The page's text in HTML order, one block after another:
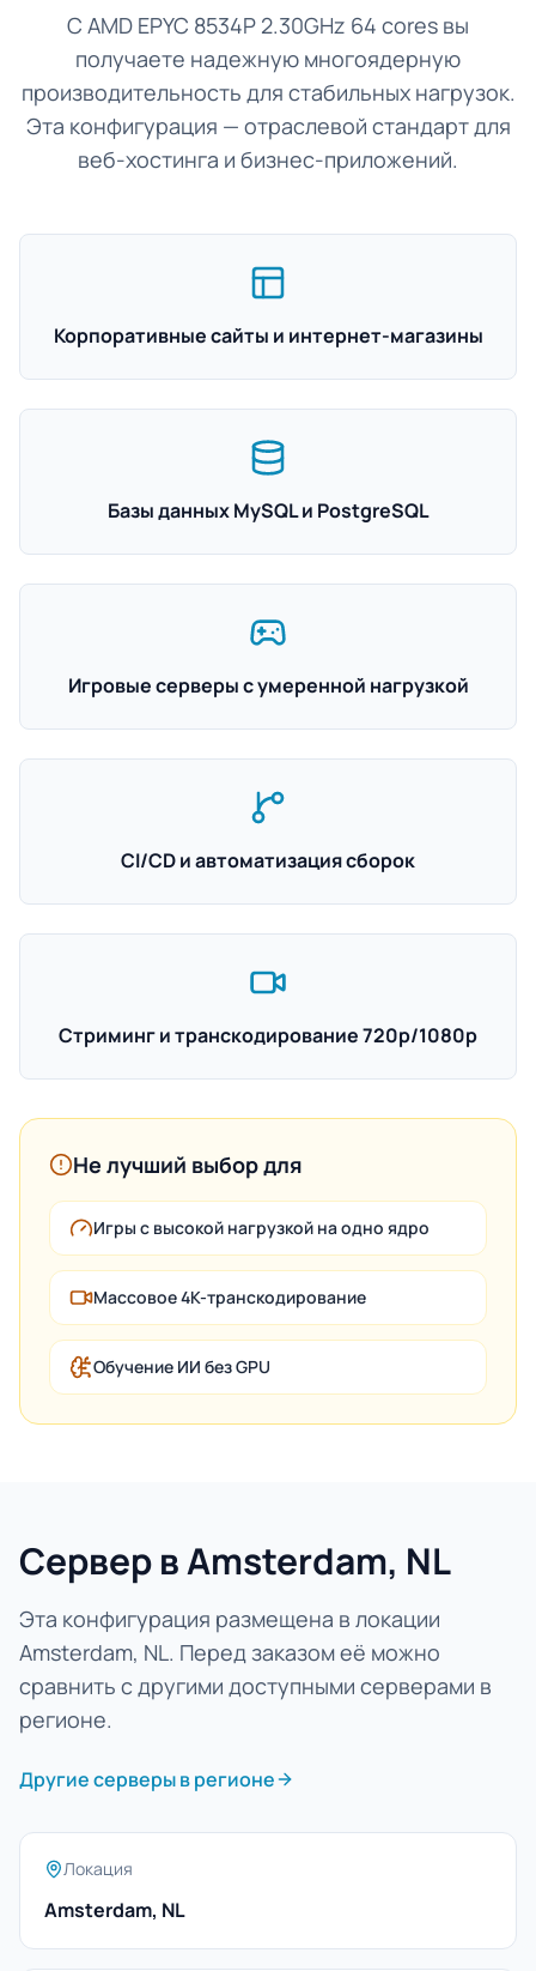
С AMD EPYC 8534P 2.30GHz 64 cores вы
получаете надежную многоядерную
производительность для стабильных нагрузок.
Эта конфигурация — отраслевой стандарт для
веб-хостинга и бизнес-приложений.
Корпоративные сайты и интернет-магазины
Базы данных MySQL и PostgreSQL
Игровые серверы с умеренной нагрузкой
CI/CD и автоматизация сборок
Стриминг и транскодирование 720p/1080p
Не лучший выбор для
Игры с высокой нагрузкой на одно ядро
Массовое 4K-транскодирование
Обучение ИИ без GPU
Сервер в Amsterdam, NL
Эта конфигурация размещена в локации
Amsterdam, NL. Перед заказом её можно
сравнить с другими доступными серверами в
регионе.
Другие серверы в регионе
Локация
Amsterdam, NL